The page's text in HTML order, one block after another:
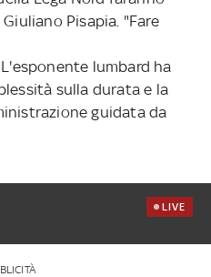
Pisapia. "Fare
lumbard ha
sulla durata e la
guidata da
LIVE